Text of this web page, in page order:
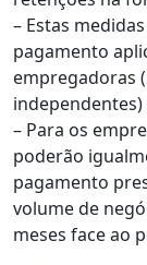
– Estas
pagamento
empregadoras
– Para os
poderão
pagamento
volume de
meses face ao